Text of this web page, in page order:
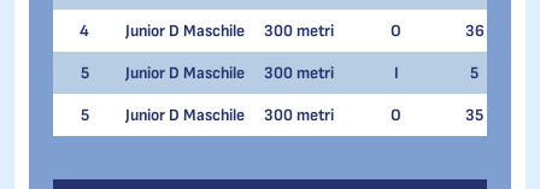
4 Junior D Maschile 300 metri O 36
5 Junior D Maschile 300 metri I 5
5 Junior D Maschile 300 metri O 35